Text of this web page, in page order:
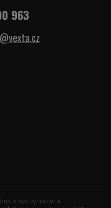
963
práva vyhrazena